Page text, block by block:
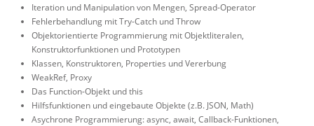
Iteration und Manipulation von Mengen, Spread-Operator
Fehlerbehandlung mit Try-Catch und Throw
Objektorientierte Programmierung mit Objektliteralen,
Konstruktorfunktionen und Prototypen
Klassen, Konstruktoren, Properties und Vererbung
WeakRef, Proxy
Das Function-Objekt und this
Hilfsfunktionen und eingebaute Objekte (z.B. JSON, Math)
Asychrone Programmierung: async, await, Callback-Funktionen,